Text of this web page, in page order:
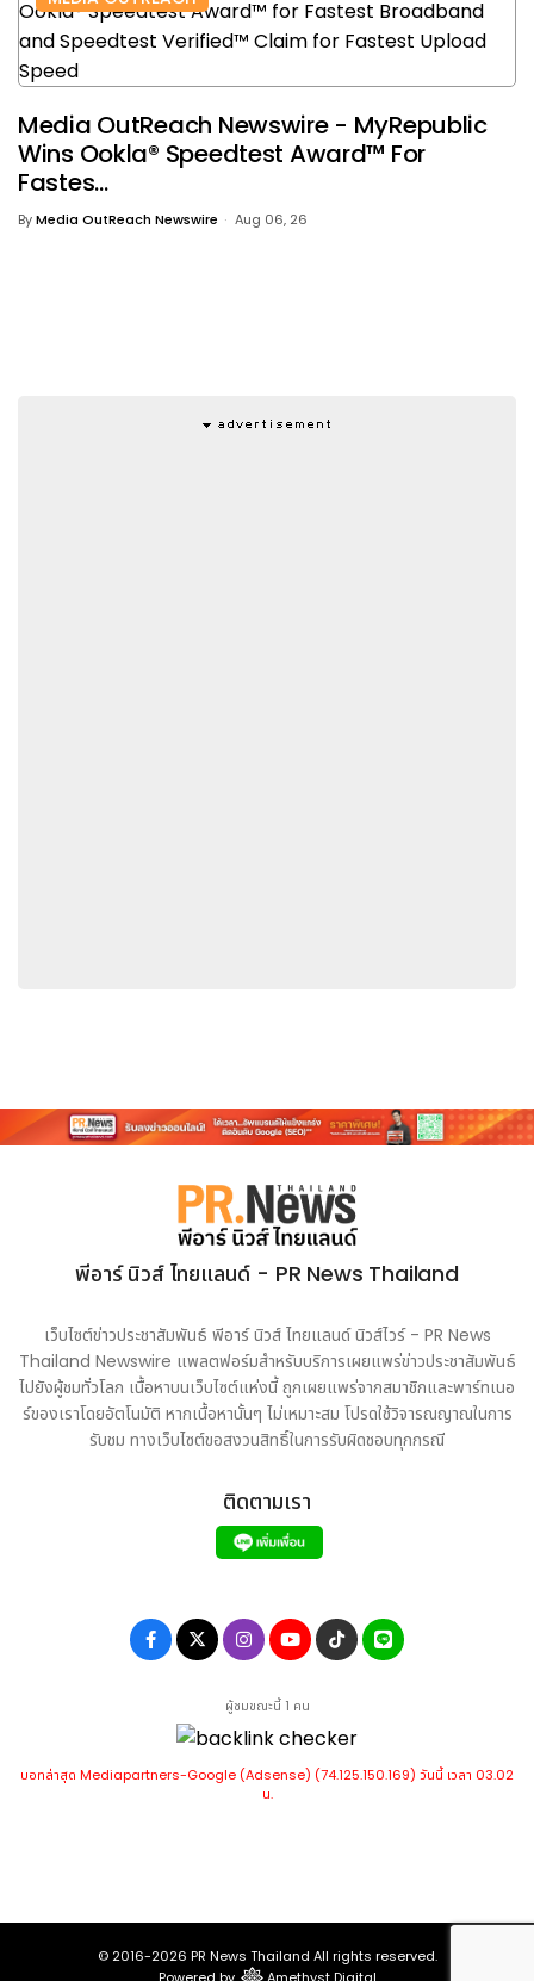
Media OutReach Newswire - MyRepublic
Wins Ookla® Speedtest Award™ For
Fastes...
ByMedia OutReach Newswire Aug 06, 26
พีอาร์ นิวส์ ไทยแลนด์ - PR News Thailand
เว็บไซต์ข่าวประชาสัมพันธ์ พีอาร์ นิวส์ ไทยแลนด์ นิวส์ไวร์ - PR News
Thailand Newswire แพลตฟอร์มสำหรับบริการเผยแพร่ข่าวประชาสัมพันธ์
ไปยังผู้ชมทั่วโลก เนื้อหาบนเว็บไซต์แห่งนี้ ถูกเผยแพร่จากสมาชิกและพาร์ทเนอ
ร์ของเราโดยอัตโนมัติ หากเนื้อหานั้นๆ ไม่เหมาะสม โปรดใช้วิจารณญาณในการ
รับชม ทางเว็บไซต์ขอสงวนสิทธิ์ในการรับผิดชอบทุกกรณี
ติดตามเรา
ผู้ชมขณะนี้ 1 คน
บอทล่าสุด Mediapartners-Google (Adsense) (74.125.150.169) วันนี้ เวลา 03.02
น.
© 2016-2026 PR News Thailand All rights reserved.
Powered by
Amethyst Digital